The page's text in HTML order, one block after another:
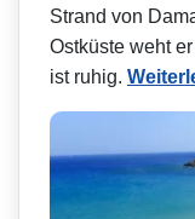
Strand von
Ostküste weht
ist ruhig.